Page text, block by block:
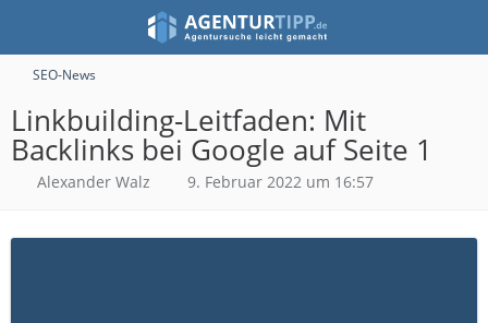
SEO-News
Linkbuilding-Leitfaden: Mit
Backlinks bei Google auf Seite 1
Alexander Walz 9. Februar 2022 um 16:57